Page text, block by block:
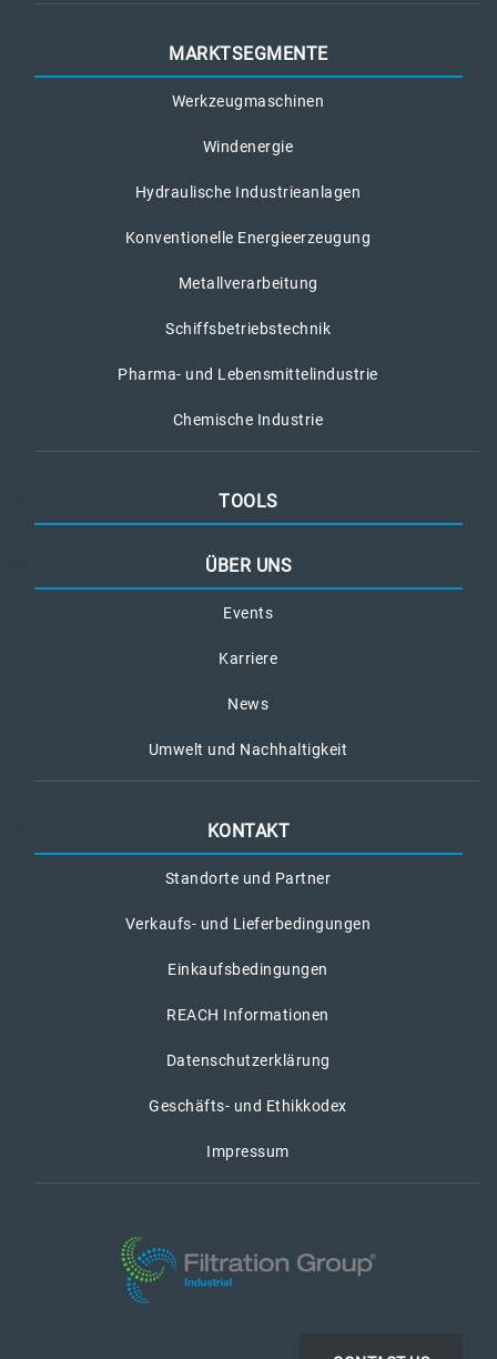
MARKTSEGMENTE
Werkzeugmaschinen
Windenergie
Hydraulische Industrieanlagen
Konventionelle Energieerzeugung
Metallverarbeitung
Schiffsbetriebstechnik
Pharma- und Lebensmittelindustrie
Chemische Industrie
TOOLS
ÜBER UNS
Events
Karriere
News
Umwelt und Nachhaltigkeit
KONTAKT
Standorte und Partner
Verkaufs- und Lieferbedingungen
Einkaufsbedingungen
REACH Informationen
Datenschutzerklärung
Geschäfts- und Ethikkodex
Impressum